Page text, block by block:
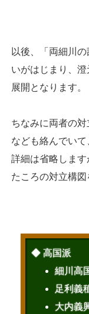
以後、「両細川
いがはじまり、
展開となります。
ちなみに両者の
なども絡んでいて
詳細は省略しま
たころの対立構図
◆ 高国派
細川高
足利義
大内義